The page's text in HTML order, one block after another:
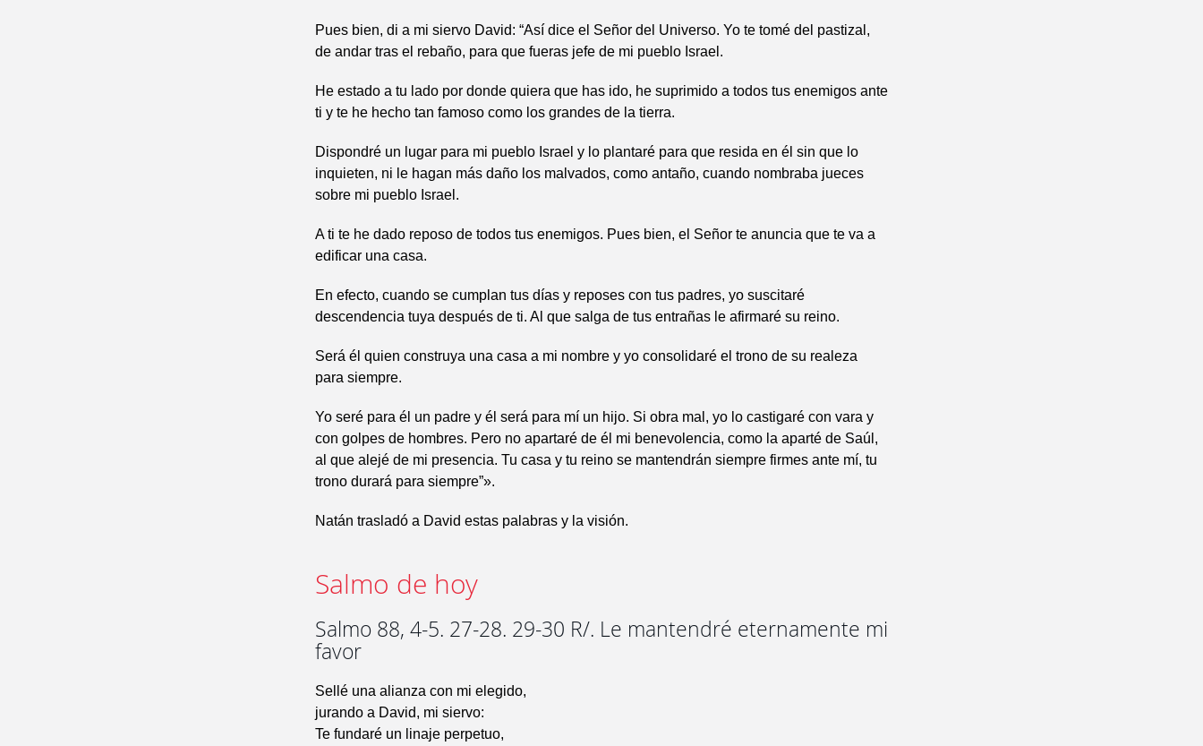
Pues bien, di a mi siervo David: “Así dice el Señor del Universo. Yo te tomé del pastizal,
de andar tras el rebaño, para que fueras jefe de mi pueblo Israel.
He estado a tu lado por donde quiera que has ido, he suprimido a todos tus enemigos ante
ti y te he hecho tan famoso como los grandes de la tierra.
Dispondré un lugar para mi pueblo Israel y lo plantaré para que resida en él sin que lo
inquieten, ni le hagan más daño los malvados, como antaño, cuando nombraba jueces
sobre mi pueblo Israel.
A ti te he dado reposo de todos tus enemigos. Pues bien, el Señor te anuncia que te va a
edificar una casa.
En efecto, cuando se cumplan tus días y reposes con tus padres, yo suscitaré
descendencia tuya después de ti. Al que salga de tus entrañas le afirmaré su reino.
Será él quien construya una casa a mi nombre y yo consolidaré el trono de su realeza
para siempre.
Yo seré para él un padre y él será para mí un hijo. Si obra mal, yo lo castigaré con vara y
con golpes de hombres. Pero no apartaré de él mi benevolencia, como la aparté de Saúl,
al que alejé de mi presencia. Tu casa y tu reino se mantendrán siempre firmes ante mí, tu
trono durará para siempre”».
Natán trasladó a David estas palabras y la visión.
Salmo de hoy
Salmo 88, 4-5. 27-28. 29-30 R/. Le mantendré eternamente mi
favor
Sellé una alianza con mi elegido,
jurando a David, mi siervo:
Te fundaré un linaje perpetuo,